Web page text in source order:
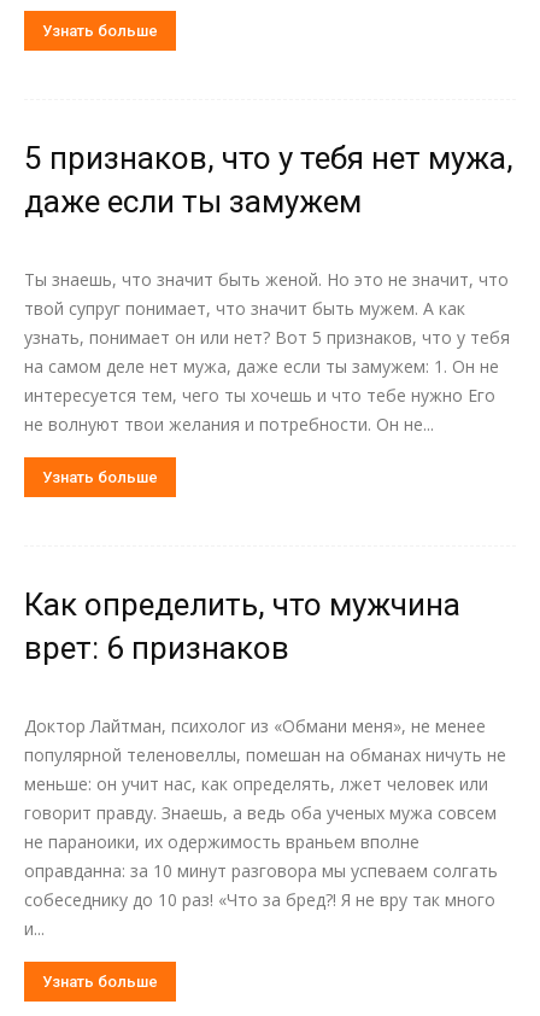
Узнать больше
5 признаков, что у тебя нет мужа,
даже если ты замужем
Ты знаешь, что значит быть женой. Но это не значит, что
твой супруг понимает, что значит быть мужем. А как
узнать, понимает он или нет? Вот 5 признаков, что у тебя
на самом деле нет мужа, даже если ты замужем: 1. Он не
интересуется тем, чего ты хочешь и что тебе нужно Его
не волнуют твои желания и потребности. Он не...
Узнать больше
Как определить, что мужчина
врет: 6 признаков
Доктор Лайтман, психолог из «Обмани меня», не менее
популярной теленовеллы, помешан на обманах ничуть не
меньше: он учит нас, как определять, лжет человек или
говорит правду. Знаешь, а ведь оба ученых мужа совсем
не параноики, их одержимость враньем вполне
оправданна: за 10 минут разговора мы успеваем солгать
собеседнику до 10 раз! «Что за бред?! Я не вру так много
и...
Узнать больше